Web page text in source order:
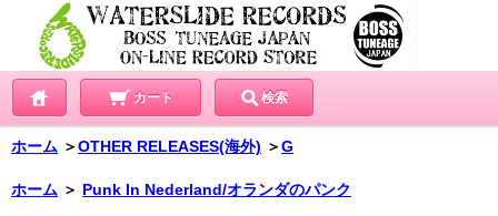
カート 検索
ホーム ＞OTHER RELEASES(海外) ＞G
ホーム ＞ Punk In Nederland/オランダのパンク